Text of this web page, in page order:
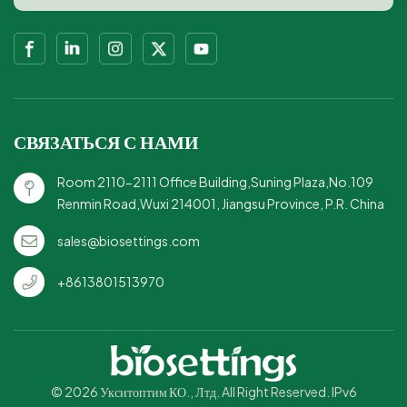
порций.Надежная
крышка: предотвращает
пролитие еды при
ходу.Прочный и
удерживает еду, не ломая
идеально подходят для
удерживает продукты, не
СВЯЗАТЬСЯ С НАМИ
Room 2110-2111 Office Building,Suning Plaza,No.109
Renmin Road,Wuxi 214001, Jiangsu Province, P.R. China
sales@biosettings.com
+8613801513970
© 2026 Укситоптим КО., Лтд. All Right Reserved. IPv6